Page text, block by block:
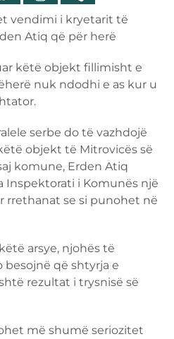
vendimi i kryetarit të
Atiq që për herë
këtë objekt fillimisht e
nuk ndodhi e as kur u
serbe do të vazhdojë
objekt të Mitrovicës së
komune, Erden Atiq
Inspektorati i Komunës një
rrethanat se si punohet në
arsye, njohës të
që shtyrja e
rezultat i trysnisë së
më shumë seriozitet